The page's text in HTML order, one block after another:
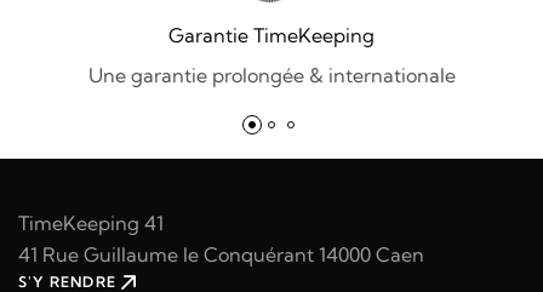
Garantie TimeKeeping
Une garantie prolongée & internationale
TimeKeeping 41
41 Rue Guillaume le Conquérant 14000 Caen
S'Y RENDRE